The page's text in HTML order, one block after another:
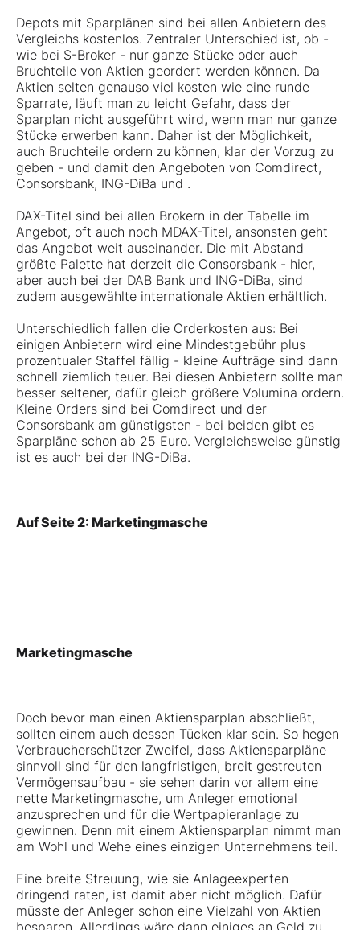
Depots mit Sparplänen sind bei allen Anbietern des
Vergleichs kostenlos. Zentraler Unterschied ist, ob -
wie bei S-Broker - nur ganze Stücke oder auch
Bruchteile von Aktien geordert werden können. Da
Aktien selten genauso viel kosten wie eine runde
Sparrate, läuft man zu leicht Gefahr, dass der
Sparplan nicht ausgeführt wird, wenn man nur ganze
Stücke erwerben kann. Daher ist der Möglichkeit,
auch Bruchteile ordern zu können, klar der Vorzug zu
geben - und damit den Angeboten von Comdirect,
Consorsbank, ING-DiBa und .
DAX-Titel sind bei allen Brokern in der Tabelle im
Angebot, oft auch noch MDAX-Titel, ansonsten geht
das Angebot weit auseinander. Die mit Abstand
größte Palette hat derzeit die Consorsbank - hier,
aber auch bei der DAB Bank und ING-DiBa, sind
zudem ausgewählte internationale Aktien erhältlich.
Unterschiedlich fallen die Orderkosten aus: Bei
einigen Anbietern wird eine Mindestgebühr plus
prozentualer Staffel fällig - kleine Aufträge sind dann
schnell ziemlich teuer. Bei diesen Anbietern sollte man
besser seltener, dafür gleich größere Volumina ordern.
Kleine Orders sind bei Comdirect und der
Consorsbank am günstigsten - bei beiden gibt es
Sparpläne schon ab 25 Euro. Vergleichsweise günstig
ist es auch bei der ING-DiBa.
Auf Seite 2: Marketingmasche
Marketingmasche
Doch bevor man einen Aktiensparplan abschließt,
sollten einem auch dessen Tücken klar sein. So hegen
Verbraucherschützer Zweifel, dass Aktiensparpläne
sinnvoll sind für den langfristigen, breit gestreuten
Vermögensaufbau - sie sehen darin vor allem eine
nette Marketingmasche, um Anleger emotional
anzusprechen und für die Wertpapieranlage zu
gewinnen. Denn mit einem Aktiensparplan nimmt man
am Wohl und Wehe eines einzigen Unternehmens teil.
Eine breite Streuung, wie sie Anlageexperten
dringend raten, ist damit aber nicht möglich. Dafür
müsste der Anleger schon eine Vielzahl von Aktien